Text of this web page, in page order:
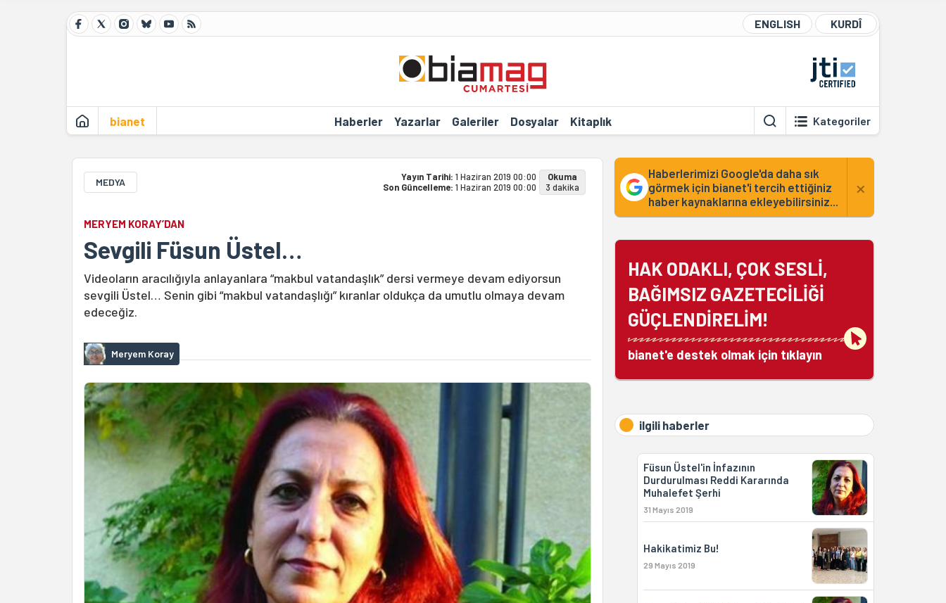
ENGLISH KURDÎ
bianet Haberler Yazarlar Galeriler Dosyalar Kitaplık Kategoriler
MEDYA Yayın Tarihi: 1 Haziran 2019 00:00
Son Güncelleme: 1 Haziran 2019 00:00
Okuma
3 dakika
MERYEM KORAY’DAN
Sevgili Füsun Üstel…
Videoların aracılığıyla anlayanlara “makbul vatandaşlık” dersi vermeye devam ediyorsun
sevgili Üstel… Senin gibi “makbul vatandaşlığı” kıranlar oldukça da umutlu olmaya devam
edeceğiz.
Meryem Koray
Haberlerimizi Google'da daha sık
görmek için bianet'i tercih ettiğiniz
haber kaynaklarına ekleyebilirsiniz...
×
HAK ODAKLI, ÇOK SESLİ,
BAĞIMSIZ GAZETECİLİĞİ
GÜÇLENDİRELİM!
bianet'e destek olmak için tıklayın
ilgili haberler
Füsun Üstel'in İnfazının
Durdurulması Reddi Kararında
Muhalefet Şerhi
31 Mayıs 2019
Hakikatimiz Bu!
29 Mayıs 2019